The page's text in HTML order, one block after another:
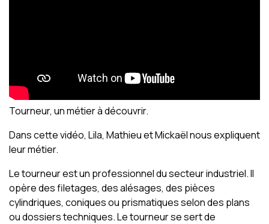
Tourneur, un métier à découvrir.
Dans cette vidéo, Lila, Mathieu et Mickaël nous expliquent
leur métier.
Le tourneur est un professionnel du secteur industriel. Il
opère des filetages, des alésages, des pièces
cylindriques, coniques ou prismatiques selon des plans
ou dossiers techniques. Le tourneur se sert de